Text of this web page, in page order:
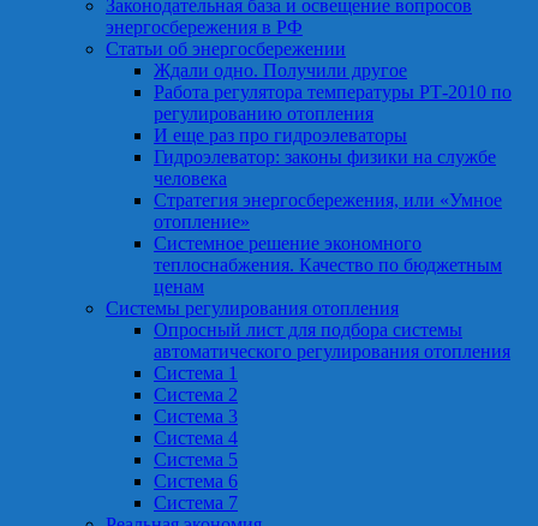
Законодательная база и освещение вопросов
энергосбережения в РФ
Статьи об энергосбережении
Ждали одно. Получили другое
Работа регулятора температуры РТ-2010 по
регулированию отопления
И еще раз про гидроэлеваторы
Гидроэлеватор: законы физики на службе
человека
Стратегия энергосбережения, или «Умное
отопление»
Системное решение экономного
теплоснабжения. Качество по бюджетным
ценам
Системы регулирования отопления
Опросный лист для подбора системы
автоматического регулирования отопления
Система 1
Система 2
Система 3
Система 4
Система 5
Система 6
Система 7